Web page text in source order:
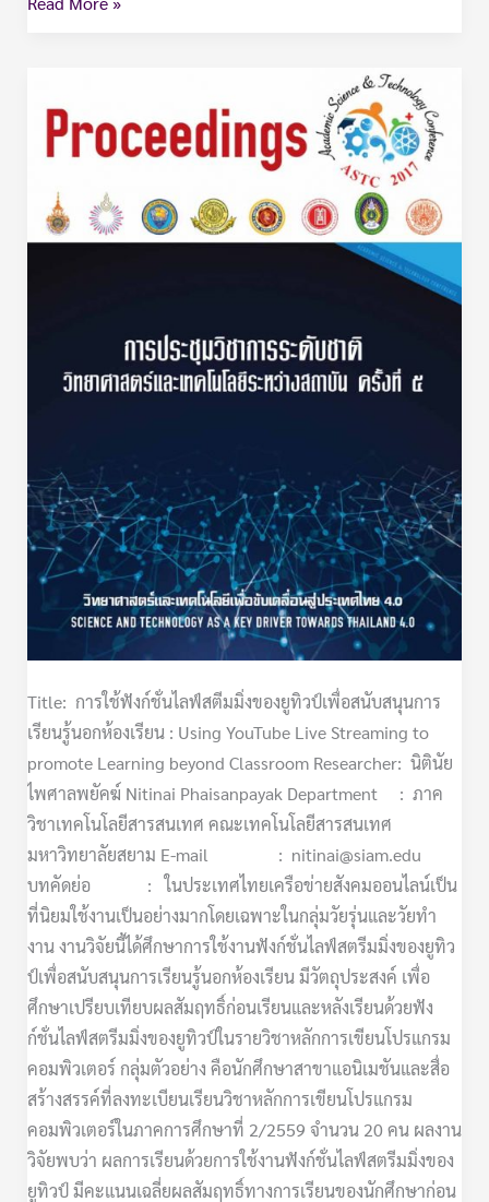
Title: การใช้ฟังก์ชั่นไลฟ์สตีมมิ่งของยูทิวป์เพื่อสนับสนุนการ
เรียนรู้นอกห้องเรียน : Using YouTube Live Streaming to
promote Learning beyond Classroom Researcher: นิตินัย
ไพศาลพยัคฆ์ Nitinai Phaisanpayak Department : ภาค
วิชาเทคโนโลยีสารสนเทศ คณะเทคโนโลยีสารสนเทศ
มหาวิทยาลัยสยาม E-mail : nitinai@siam.edu
บทคัดย่อ : ในประเทศไทยเครือข่ายสังคมออนไลน์เป็น
ที่นิยมใช้งานเป็นอย่างมากโดยเฉพาะในกลุ่มวัยรุ่นและวัยทํา
งาน งานวิจัยนี้ได้ศึกษาการใช้งานฟังก์ชั่นไลฟ์สตรีมมิ่งของยูทิว
ป์เพื่อสนับสนุนการเรียนรู้นอกห้องเรียน มีวัตถุประสงค์ เพื่อ
ศึกษาเปรียบเทียบผลสัมฤทธิ์ก่อนเรียนและหลังเรียนด้วยฟัง
ก์ชั่นไลฟ์สตรีมมิ่งของยูทิวป์ในรายวิชาหลักการเขียนโปรแกรม
คอมพิวเตอร์ กลุ่มตัวอย่าง คือนักศึกษาสาขาแอนิเมชันและสื่อ
สร้างสรรค์ที่ลงทะเบียนเรียนวิชาหลักการเขียนโปรแกรม
คอมพิวเตอร์ในภาคการศึกษาที่ 2/2559 จํานวน 20 คน ผลงาน
วิจัยพบว่า ผลการเรียนด้วยการใช้งานฟังก์ชั่นไลฟ์สตรีมมิ่งของ
ยูทิวป์ มีคะแนนเฉลี่ยผลสัมฤทธิ์ทางการเรียนของนักศึกษาก่อน
สารสนเทศ-2560-
การ
ก์ชั่น
เพื่อ
สนับสนุน
การ
เรียน
นอก
ห้องเรียน